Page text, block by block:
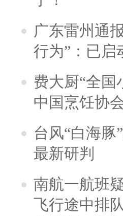
广东雷州通
行为”：已启
费大厨“全国
中国烹饪协
台风“白海豚
最新研判
南航一航班
飞行途中排